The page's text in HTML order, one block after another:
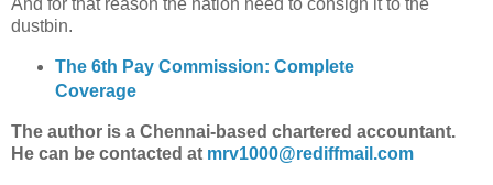
And for that reason the nation need to consign it to the
dustbin.
The 6th Pay Commission: Complete
Coverage
The author is a Chennai-based chartered accountant.
He can be contacted at mrv1000@rediffmail.com